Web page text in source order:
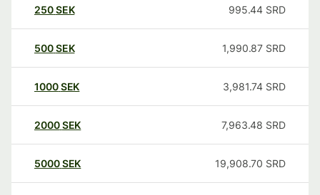
250SEK 995.44 SRD
500SEK 1,990.87 SRD
1000SEK 3,981.74 SRD
2000SEK 7,963.48 SRD
5000SEK 19,908.70 SRD